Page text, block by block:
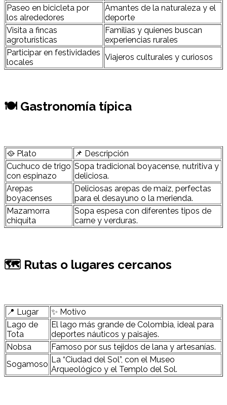
Paseo en bicicleta por
los alrededores
Amantes de la naturaleza y el
deporte
Visita a fincas
agroturísticas
Familias y quienes buscan
experiencias rurales
Participar en festividades
locales
Viajeros culturales y curiosos
🍽 Gastronomía típica
🥘 Plato
📌 Descripción
Cuchuco de trigo
con espinazo
Sopa tradicional boyacense, nutritiva y
deliciosa.
Arepas
boyacenses
Deliciosas arepas de maíz, perfectas
para el desayuno o la merienda.
Mazamorra
chiquita
Sopa espesa con diferentes tipos de
carne y verduras.
🗺 Rutas o lugares cercanos
📍 Lugar
✨ Motivo
Lago de
Tota
El lago más grande de Colombia, ideal para
deportes náuticos y paisajes.
Nobsa
Famoso por sus tejidos de lana y artesanías.
Sogamoso La “Ciudad del Sol”, con el Museo
Arqueológico y el Templo del Sol.